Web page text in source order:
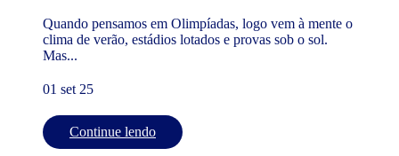
Quando pensamos em Olimpíadas, logo vem à mente o
clima de verão, estádios lotados e provas sob o sol.
Mas...
01 set 25
Continue lendo